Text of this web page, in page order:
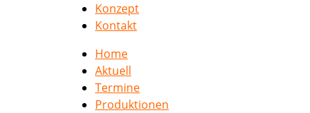
Konzept
Kontakt
Home
Aktuell
Termine
Produktionen